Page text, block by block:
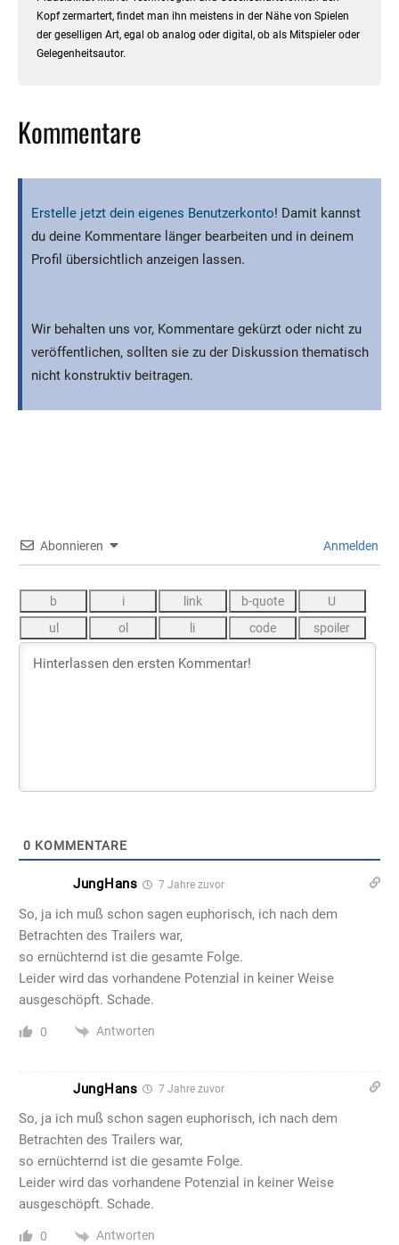
Kopf zermartert, findet man ihn meistens in der Nähe von Spielen
der geselligen Art, egal ob analog oder digital, ob als Mitspieler oder
Gelegenheitsautor.
Kommentare
Erstelle jetzt dein eigenes Benutzerkonto! Damit kannst
du deine Kommentare länger bearbeiten und in deinem
Profil übersichtlich anzeigen lassen.
Wir behalten uns vor, Kommentare gekürzt oder nicht zu
veröffentlichen, sollten sie zu der Diskussion thematisch
nicht konstruktiv beitragen.
Abonnieren Anmelden
0 KOMMENTARE
JungHans 7 Jahre zuvor
So, ja ich muß schon sagen euphorisch, ich nach dem
Betrachten des Trailers war,
so ernüchternd ist die gesamte Folge.
Leider wird das vorhandene Potenzial in keiner Weise
ausgeschöpft. Schade.
0 Antworten
JungHans 7 Jahre zuvor
So, ja ich muß schon sagen euphorisch, ich nach dem
Betrachten des Trailers war,
so ernüchternd ist die gesamte Folge.
Leider wird das vorhandene Potenzial in keiner Weise
ausgeschöpft. Schade.
0 Antworten